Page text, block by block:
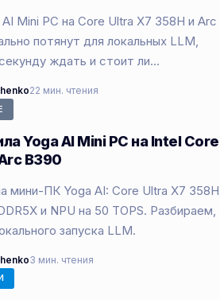
Mini PC на Core Ultra X7 358H и Arc
потянут для локальных LLM,
ждать и стоит ли…
22 мин. чтения
Yoga AI Mini PC на Intel Core
B390
мини-ПК Yoga AI: Core Ultra X7 358H,
и NPU на 50 TOPS. Разбираем,
запуска LLM.
3 мин. чтения